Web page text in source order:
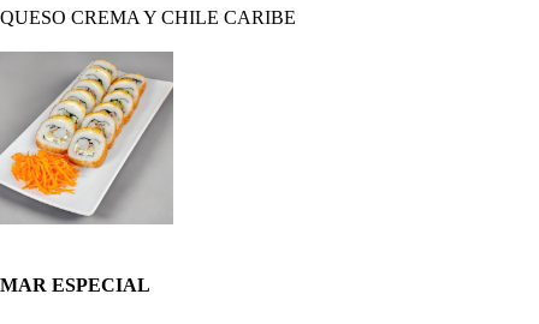
QUESO CREMA Y CHILE CARIBE
MAR ESPECIAL